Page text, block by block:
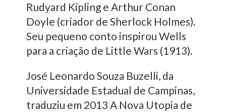
Rudyard Kipling e Arthur Conan
Doyle (criador de Sherlock Holmes).
Seu pequeno conto inspirou Wells
para a criação de Little Wars (1913).
José Leonardo Souza Buzelli, da
Universidade Estadual de Campinas,
traduziu em 2013 A Nova Utopia de